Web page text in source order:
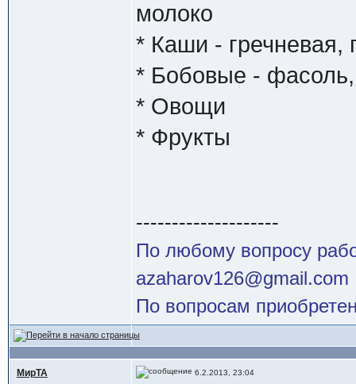
молоко
* Каши - гречневая,
* Бобовые -
* Овощи
* Фрукты
--------------------
По любому вопросу
azaharov126@gmail.com
По вопросам
МирТА 6.2.2013, 23:04